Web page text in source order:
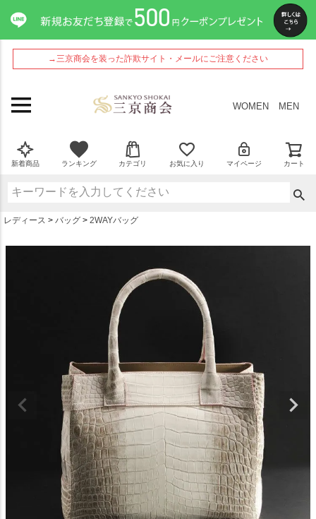
→三京商会を装った詐欺サイト・メールにご注意ください
WOMEN MEN
新着商品 ランキング カテゴリ お気に入り マイページ カート
レディース バッグ 2WAYバッグ
ペー
ジト
ップ
へ